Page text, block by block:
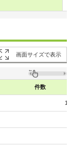
画面サイズで表示
件数